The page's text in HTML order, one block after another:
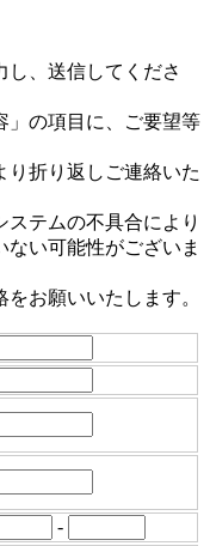
し、送信してくださ
」の項目に、ご要望等
り折り返しご連絡いた
テムの不具合により
い可能性がございま
お願いいたします。
-